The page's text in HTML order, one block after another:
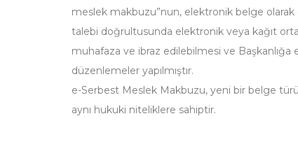
meslek makbuzu”nun, elektronik belge
talebi doğrultusunda elektronik veya kağıt
muhafaza ve ibraz edilebilmesi ve
düzenlemeler yapılmıştır.
e-Serbest Meslek Makbuzu, yeni bir belge
aynı hukuki niteliklere sahiptir.